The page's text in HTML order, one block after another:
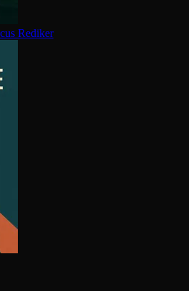
Rediker